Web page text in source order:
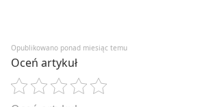
Opublikowano ponad miesiąc temu
Oceń artykuł